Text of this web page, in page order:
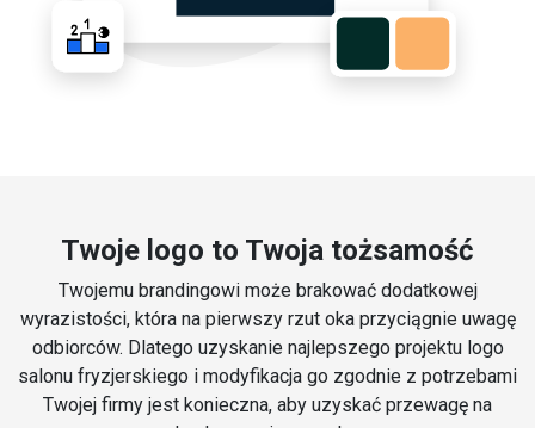
Twoje logo to Twoja tożsamość
Twojemu brandingowi może brakować dodatkowej
wyrazistości, która na pierwszy rzut oka przyciągnie uwagę
odbiorców. Dlatego uzyskanie najlepszego projektu logo
salonu fryzjerskiego i modyfikacja go zgodnie z potrzebami
Twojej firmy jest konieczna, aby uzyskać przewagę na